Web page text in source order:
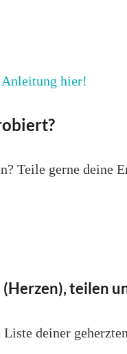
hier!
Teile gerne deine
teilen
deiner